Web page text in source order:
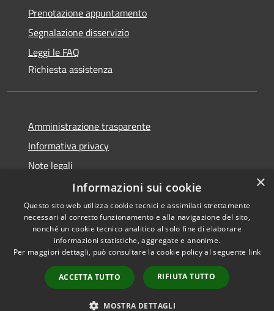
Prenotazione appuntamento
Segnalazione disservizio
Leggi le FAQ
Richiesta assistenza
Amministrazione trasparente
Informativa privacy
Note legali
Dichiarazione di accessibilità
RSS
Accessibilità
Copyright © 2026 • Comune di
Municipium•
Accesso
redazione
×
Informazioni sui cookie
Questo sito web utilizza cookie tecnici e assimilati strettamente
necessari al corretto funzionamento e alla navigazione del sito,
nonché un cookie tecnico analitico al solo fine di elaborare
informazioni statistiche, aggregate e anonime.
Per maggiori dettagli, può consultare la cookie policy al seguente link
ACCETTA TUTTO RIFIUTA TUTTO
MOSTRA DETTAGLI